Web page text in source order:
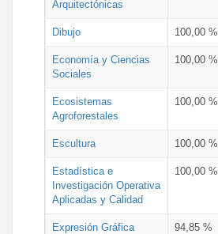
Arquitectónicas
Dibujo 100,00 %
Economía y Ciencias
Sociales
100,00 %
Ecosistemas
Agroforestales
100,00 %
Escultura 100,00 %
Estadística e
Investigación Operativa
Aplicadas y Calidad
100,00 %
Expresión Gráfica
94,85 %